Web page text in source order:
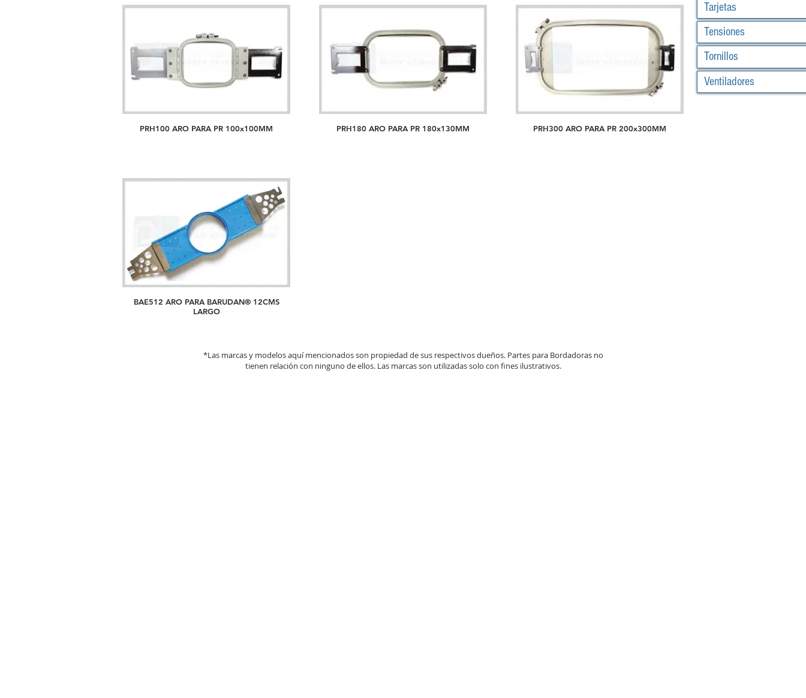
PRH100 ARO PARA PR 100x100MM PRH180 ARO PARA PR 180x130MM PRH300 ARO PARA PR 200x300MM
BAE512 ARO PARA BARUDAN® 12CMS
LARGO
*Las marcas y modelos aquí mencionados son propiedad de sus respectivos dueños. Partes para Bordadoras no
tienen relación con ninguno de ellos. Las marcas son utilizadas solo con fines ilustrativos.
Tarjetas
Tensiones
Tornillos
Ventiladores